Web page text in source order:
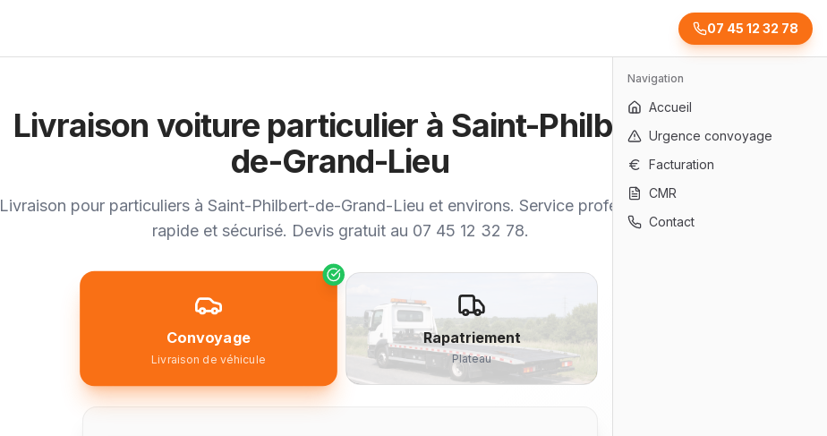
07 45 12 32 78
Navigation
Accueil
Urgence convoyage
Facturation
CMR
Contact
Livraison voiture particulier à Saint-Philbert-
de-Grand-Lieu
Livraison pour particuliers à Saint-Philbert-de-Grand-Lieu et environs. Service professionnel,
rapide et sécurisé. Devis gratuit au 07 45 12 32 78.
Convoyage
Livraison de véhicule
Rapatriement
Plateau